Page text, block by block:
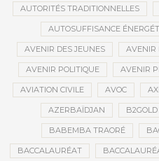
AUTORITÉS TRADITIONNELLES
AUTOSUFFISANCE
AVENIR DES JEUNES AVENIR
AVENIR POLITIQUE AVENIR
AVIATION CIVILE AVOC
AZERBAÏDJAN
BABEMBA TRAORÉ
BACCALAURÉAT